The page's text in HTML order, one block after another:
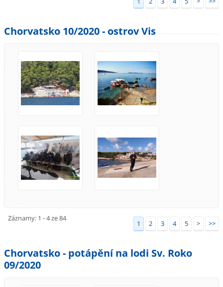
Chorvatsko 10/2020 - ostrov Vis
Záznamy: 1 - 4 ze 84
1 2 3 4 5 > >>
Chorvatsko - potápění na lodi Sv. Roko
09/2020